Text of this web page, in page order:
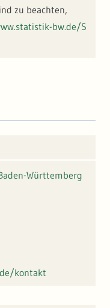
zu beachten,
bw.de/S
Württemberg
kontakt